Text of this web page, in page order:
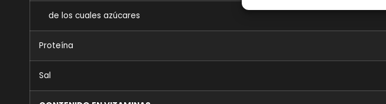
de los cuales azúcares
Proteína
Sal